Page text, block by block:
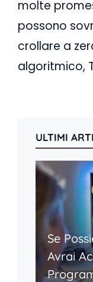
molte
possono
crollare a
algoritmico,
ULTIMI
Se
Avrai